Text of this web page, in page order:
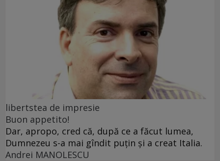
libertstea de impresie
Buon appetito!
Dar, apropo, cred că, după ce a făcut lumea,
Dumnezeu s-a mai gîndit puțin și a creat Italia.
Andrei MANOLESCU